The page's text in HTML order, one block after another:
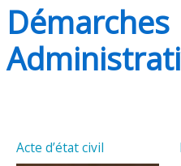
Démarches
Acte d’état civil